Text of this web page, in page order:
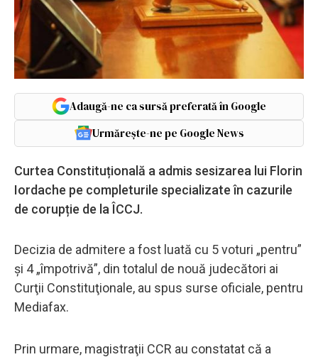
Adaugă-ne ca sursă preferată în Google
Urmărește-ne pe Google News
Curtea Constituțională a admis sesizarea lui Florin
Iordache pe completurile specializate în cazurile
de corupție de la ÎCCJ.
Decizia de admitere a fost luată cu 5 voturi „pentru”
şi 4 „împotrivă”, din totalul de nouă judecători ai
Curţii Constituţionale, au spus surse oficiale, pentru
Mediafax.
Prin urmare, magistraţii CCR au constatat că a